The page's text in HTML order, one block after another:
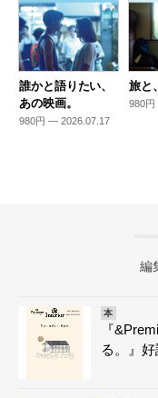
誰かと語りたい、
あの映画。
980円 — 2026.07.17
旅と
980
編
本
『
る。』好